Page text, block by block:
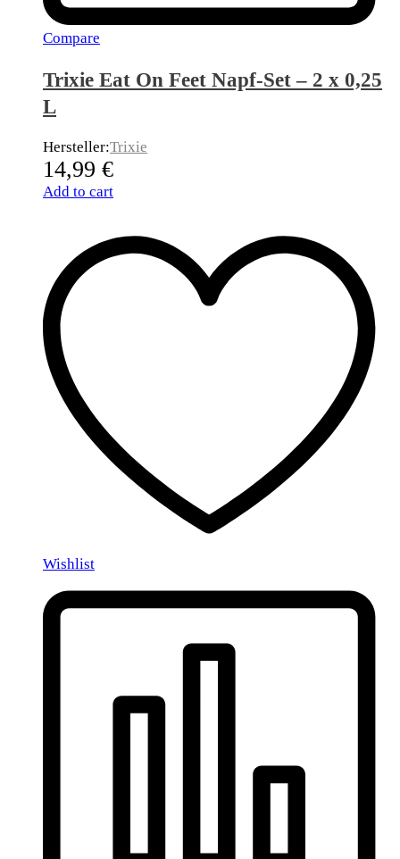
Compare
Trixie Eat On Feet Napf-Set – 2 x 0,25
L
Hersteller:Trixie
14,99 €
Add to cart
Wishlist